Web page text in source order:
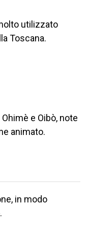
utilizzato
Toscana.
e Oibò, note
animato.
in modo